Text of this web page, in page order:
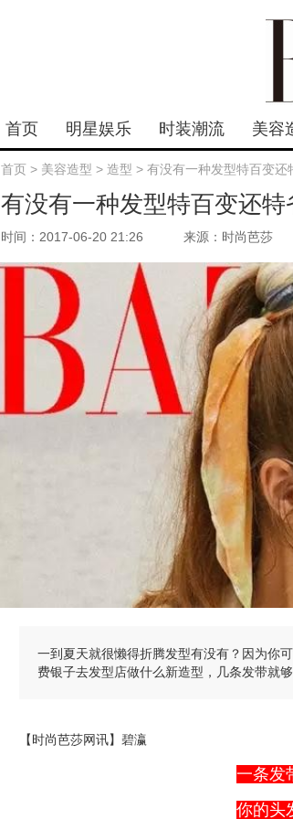
首页 明星娱乐 时装潮流 美容
首页 > 美容造型 > 造型 > 有没有一种发型特百变还
有没有一种发型特百变还特
时间：2017-06-20 21:26 来源：时尚芭莎
一到夏天就很懒得折腾发型有没有？因为你
费银子去发型店做什么新造型，几条发带就
【时尚芭莎网讯】碧瀛
一条发
你的头